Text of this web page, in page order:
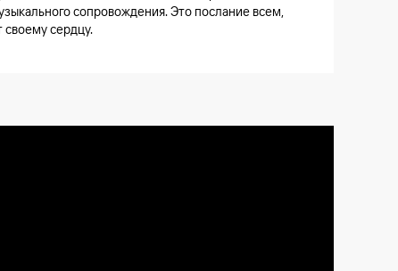
сопровождения. Это послание всем,
своему сердцу.